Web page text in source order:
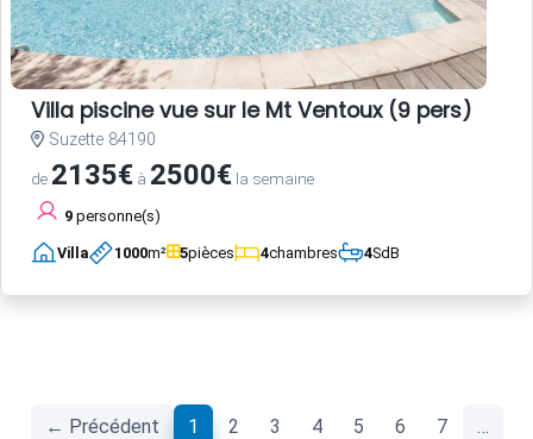
Villa piscine vue sur le Mt Ventoux (9 pers)
Suzette 84190
de 2135€ à 2500€ la semaine
9 personne(s)
Villa 1000m² 5pièces 4chambres 4SdB
← Précédent 1 (current)
2 3 4 5 6 7 …